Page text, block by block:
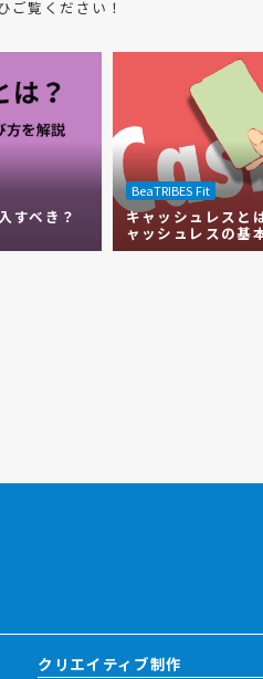
覧ください！
すべき？
BeaTRIBES Fit
キャッシュレスと
ャッシュレスの基
クリエイティブ制作